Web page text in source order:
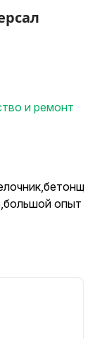
и ремонт
опыт